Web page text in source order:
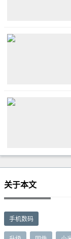
关于本文
手机数码